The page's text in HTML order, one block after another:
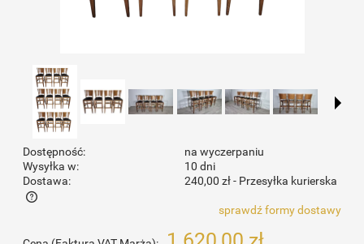
Dostępność:
na wyczerpaniu
Wysyłka w:
10 dni
Dostawa:
240,00 zł- Przesyłka kurierska
Cena nie zawiera ewentualnych kosztów płatnościsprawdź formy dostawy